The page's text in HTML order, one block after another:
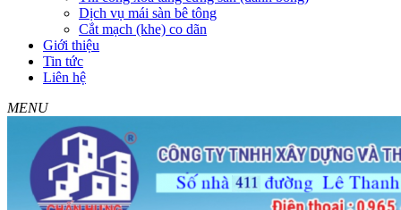
Dịch vụ mái sàn bê tông
Cắt mạch (khe) co dãn
Giới thiệu
Tin tức
Liên hệ
MENU